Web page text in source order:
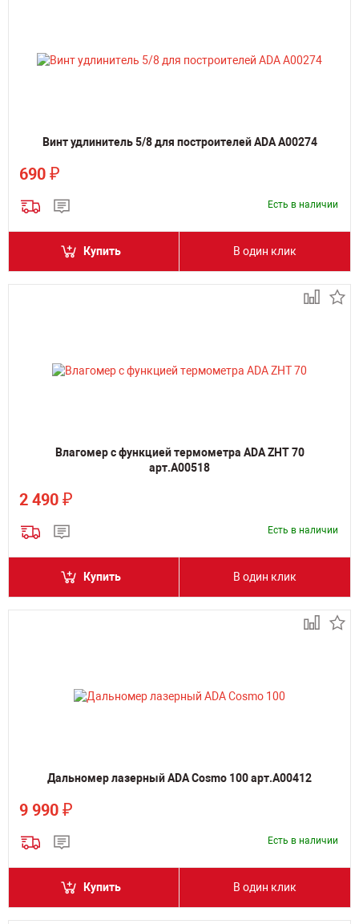
Винт удлинитель 5/8 для построителей ADA А00274
690 ₽
Есть в наличии
Купить В один клик
Влагомер с функцией термометра ADA ZHT 70
арт.А00518
2 490 ₽
Есть в наличии
Купить В один клик
Дальномер лазерный ADA Cosmo 100 арт.А00412
9 990 ₽
Есть в наличии
Купить В один клик